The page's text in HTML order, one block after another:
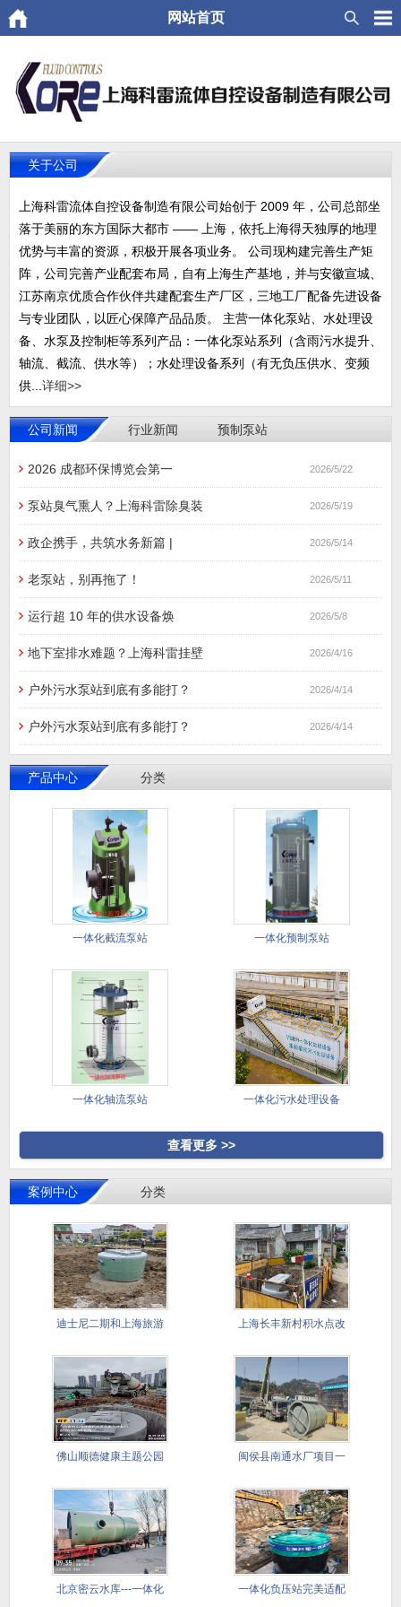
网站首页
关于公司
上海科雷流体自控设备制造有限公司始创于 2009 年，公司总部坐
落于美丽的东方国际大都市 —— 上海，依托上海得天独厚的地理
优势与丰富的资源，积极开展各项业务。 公司现构建完善生产矩
阵，公司完善产业配套布局，自有上海生产基地，并与安徽宣城、
江苏南京优质合作伙伴共建配套生产厂区，三地工厂配备先进设备
与专业团队，以匠心保障产品品质。 主营一体化泵站、水处理设
备、水泵及控制柜等系列产品：一体化泵站系列（含雨污水提升、
轴流、截流、供水等）；水处理设备系列（有无负压供水、变频
供... 详细>>
公司新闻 行业新闻 预制泵站
2026 成都环保博览会第一 2026/5/22
泵站臭气熏人？上海科雷除臭装 2026/5/19
政企携手，共筑水务新篇 | 2026/5/14
老泵站，别再拖了！ 2026/5/11
运行超 10 年的供水设备焕 2026/5/8
地下室排水难题？上海科雷挂壁 2026/4/16
户外污水泵站到底有多能打？ 2026/4/14
户外污水泵站到底有多能打？ 2026/4/14
产品中心 分类
一体化截流泵站 一体化预制泵站
一体化轴流泵站 一体化污水处理设备
查看更多 >>
案例中心 分类
迪士尼二期和上海旅游 上海长丰新村积水点改
佛山顺德健康主题公园 闽侯县南通水厂项目一
北京密云水库---一体化 一体化负压站完美适配